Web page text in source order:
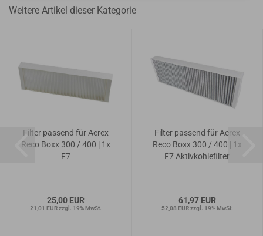
Weitere Artikel dieser Kategorie
Filter passend für Aerex
Reco Boxx 300 / 400 | 1x
F7
25,00 EUR
21,01 EUR zzgl. 19% MwSt.
Filter passend für Aerex
Reco Boxx 300 / 400 | 1x
F7 Aktivkohlefilter
61,97 EUR
52,08 EUR zzgl. 19% MwSt.